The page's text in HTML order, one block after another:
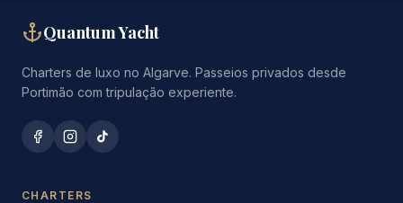
Quantum Yacht
Charters de luxo no Algarve. Passeios privados desde
Portimão com tripulação experiente.
CHARTERS